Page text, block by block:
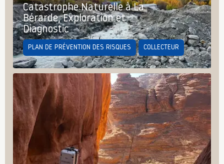
Catastrophe Naturelle à La
Bérarde, Exploration et
Diagnostic
PLAN DE PRÉVENTION DES RISQUES COLLECTEUR